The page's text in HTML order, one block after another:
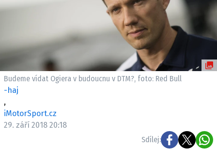
ČESKÝ TRH
TUNING
ELEKTRO
Budeme vídat Ogiera v budoucnu v DTM?, foto: Red Bull
-haj
,
iMotorSport.cz
29. září 2018 20:18
Sdílej: